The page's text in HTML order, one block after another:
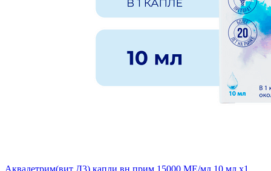
Аквадетрим(вит Д3) капли вн прим 15000 МЕ/мл 10 мл x1